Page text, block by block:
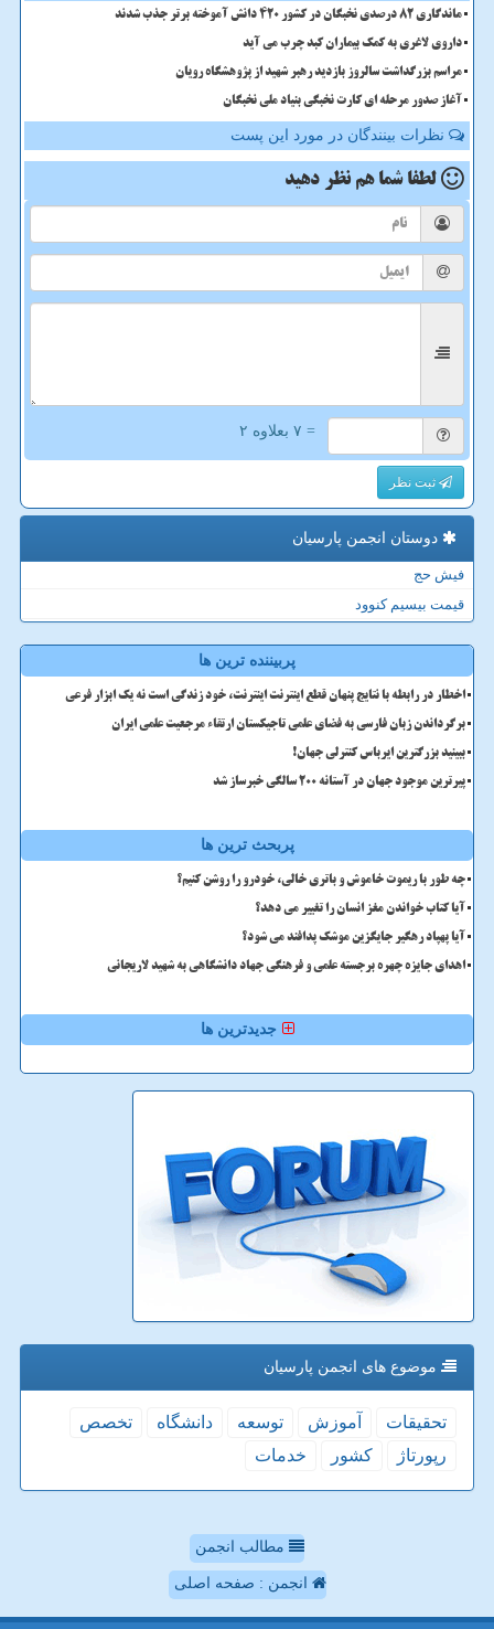
ماندگاری 82 درصدی نخبگان در کشور 420 دانش آموخته برتر جذب شدند
داروی لاغری به کمک بیماران کبد چرب می آید
مراسم بزرگداشت سالروز بازدید رهبر شهید از پژوهشگاه رویان
آغاز صدور مرحله ای کارت نخبگی بنیاد ملی نخبگان
نظرات بینندگان در مورد این پست
لطفا شما هم نظر دهید
= ۷ بعلاوه ۲
ثبت نظر
دوستان انجمن پارسیان
فیش حج
قیمت بیسیم کنوود
پربیننده ترین ها
اخطار در رابطه با نتایج پنهان قطع اینترنت اینترنت، خود زندگی است نه یک ابزار فرعی
برگرداندن زبان فارسی به فضای علمی تاجیکستان ارتقاء مرجعیت علمی ایران
ببینید بزرگترین ایرباس کنترلی جهان!
پیرترین موجود جهان در آستانه ۲۰۰ سالگی خبرساز شد
پربحث ترین ها
چه طور با ریموت خاموش و باتری خالی، خودرو را روشن کنیم؟
آیا کتاب خواندن مغز انسان را تغییر می دهد؟
آیا پهپاد رهگیر جایگزین موشک پدافند می شود؟
اهدای جایزه چهره برجسته علمی و فرهنگی جهاد دانشگاهی به شهید لاریجانی
جدیدترین ها
موضوع های انجمن پارسیان
تحقیقات آموزش توسعه دانشگاه
تخصص
رپورتاژ
كشور خدمات
مطالب انجمن
انجمن : صفحه اصلی